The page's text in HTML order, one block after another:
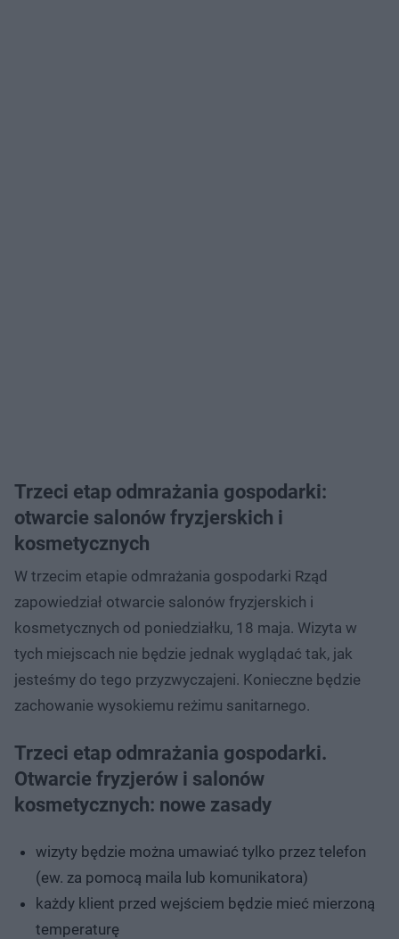
Trzeci etap odmrażania gospodarki:
otwarcie salonów fryzjerskich i
kosmetycznych
W trzecim etapie odmrażania gospodarki Rząd
zapowiedział otwarcie salonów fryzjerskich i
kosmetycznych od poniedziałku, 18 maja. Wizyta w
tych miejscach nie będzie jednak wyglądać tak, jak
jesteśmy do tego przyzwyczajeni. Konieczne będzie
zachowanie wysokiemu reżimu sanitarnego.
Trzeci etap odmrażania gospodarki.
Otwarcie fryzjerów i salonów
kosmetycznych: nowe zasady
wizyty będzie można umawiać tylko przez telefon
(ew. za pomocą maila lub komunikatora)
każdy klient przed wejściem będzie mieć mierzoną
temperaturę